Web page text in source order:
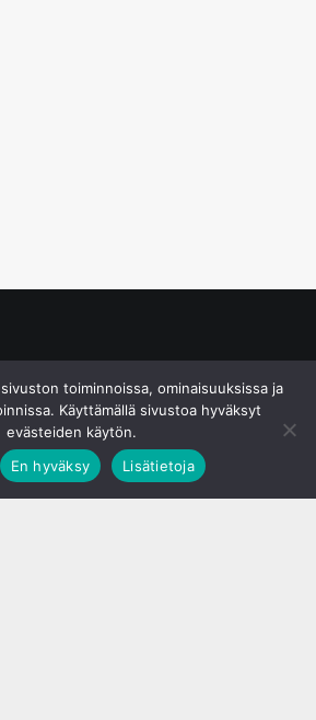
toiminnoissa, ominaisuuksissa ja
Käyttämällä sivustoa hyväksyt
evästeiden käytön.
En hyväksy Lisätietoja